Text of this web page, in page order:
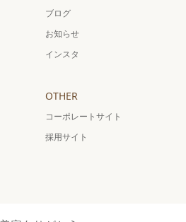
ブログ
お知らせ
インスタ
OTHER
コーポレートサイト
採用サイト